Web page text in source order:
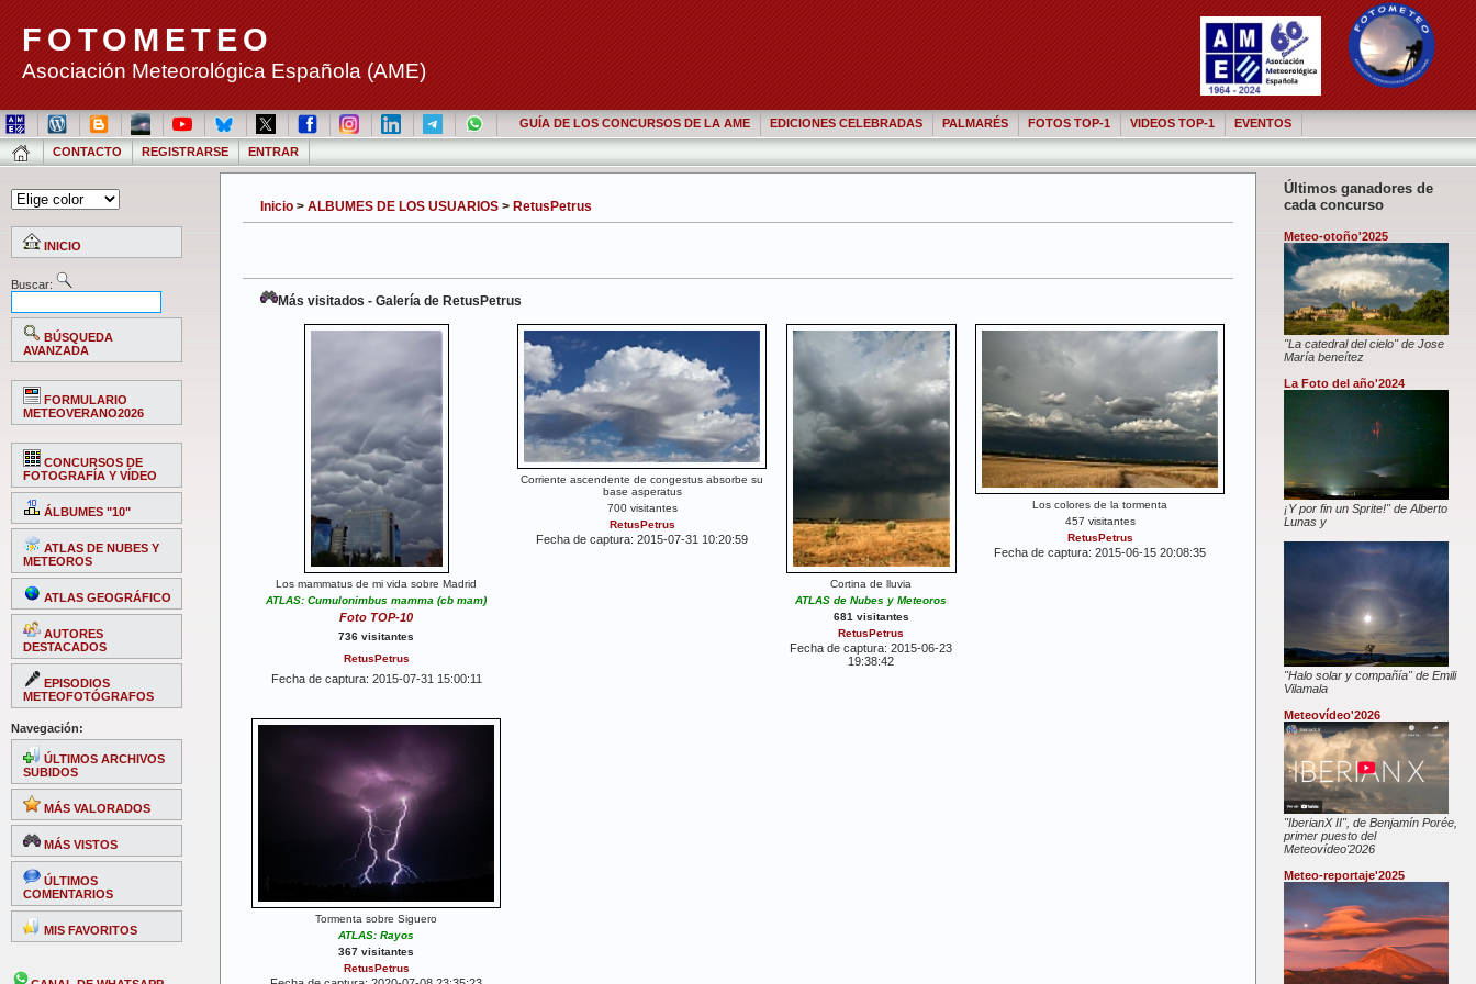
FOTOMETEO
Asociación Meteorológica Española (AME)
GUÍA DE LOS CONCURSOS DE LA AME EDICIONES CELEBRADAS PALMARÉS FOTOS TOP-1 VIDEOS TOP-1 EVENTOS
CONTACTO REGISTRARSE ENTRAR
INICIO
Buscar:
BÚSQUEDA
AVANZADA
FORMULARIO
METEOVERANO2026
CONCURSOS DE
FOTOGRAFÍA Y VÍDEO
ÁLBUMES "10"
ATLAS DE NUBES Y
METEOROS
ATLAS GEOGRÁFICO
AUTORES
DESTACADOS
EPISODIOS
METEOFOTÓGRAFOS
Navegación:
ÚLTIMOS ARCHIVOS
SUBIDOS
MÁS VALORADOS
MÁS VISTOS
ÚLTIMOS
COMENTARIOS
MIS FAVORITOS
Últimos ganadores de
cada concurso
Meteo-otoño'2025
"La catedral del cielo" de Jose
María beneítez
La Foto del año'2024
¡Y por fin un Sprite!" de Alberto
Lunas y
"Halo solar y compañía" de Emili
Vilamala
Meteovídeo'2026
"IberianX II", de Benjamín Porée,
primer puesto del
Meteovídeo'2026
Meteo-reportaje'2025
Inicio > ALBUMES DE LOS USUARIOS > RetusPetrus
Más visitados - Galería de RetusPetrus
Los mammatus de mi vida sobre Madrid
ATLAS: Cumulonimbus mamma (cb mam)
Foto TOP-10
736 visitantes
RetusPetrus
Fecha de captura: 2015-07-31 15:00:11
Corriente ascendente de congestus absorbe su
base asperatus
700 visitantes
RetusPetrus
Fecha de captura: 2015-07-31 10:20:59
Cortina de lluvia
ATLAS de Nubes y Meteoros
681 visitantes
RetusPetrus
Fecha de captura: 2015-06-23
19:38:42
Los colores de la tormenta
457 visitantes
RetusPetrus
Fecha de captura: 2015-06-15 20:08:35
Tormenta sobre Siguero
ATLAS: Rayos
367 visitantes
RetusPetrus